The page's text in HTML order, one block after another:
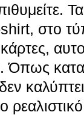
στο
Όπως